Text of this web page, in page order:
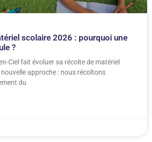
scolaire 2026 : pourquoi une
?
Ciel fait évoluer sa récolte de matériel
approche : nous récoltons
du